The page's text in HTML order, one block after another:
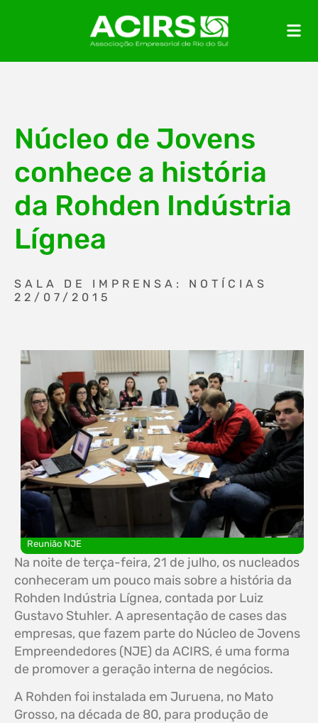
Núcleo de Jovens
conhece a história
da Rohden Indústria
Lígnea
SALA DE IMPRENSA: NOTÍCIAS
22/07/2015
Reunião NJE
Na noite de terça-feira, 21 de julho, os nucleados
conheceram um pouco mais sobre a história da
Rohden Indústria Lígnea, contada por Luiz
Gustavo Stuhler. A apresentação de cases das
empresas, que fazem parte do Núcleo de Jovens
Empreendedores (NJE) da ACIRS, é uma forma
de promover a geração interna de negócios.
A Rohden foi instalada em Juruena, no Mato
Grosso, na década de 80, para produção de